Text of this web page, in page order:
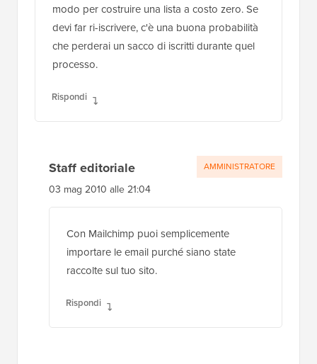
modo per costruire una lista a costo zero. Se
devi far ri-iscrivere, c'è una buona probabilità
che perderai un sacco di iscritti durante quel
processo.
Rispondi
Staff editoriale
03 mag 2010 alle 21:04
Con Mailchimp puoi semplicemente
importare le email purché siano state
raccolte sul tuo sito.
Rispondi
AMMINISTRATORE